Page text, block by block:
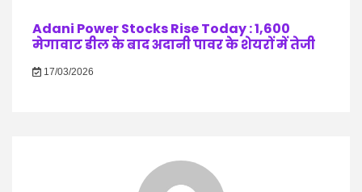
Adani Power Stocks Rise Today : 1,600
मेगावाट डील के बाद अदानी पावर के शेयरों में तेजी
17/03/2026